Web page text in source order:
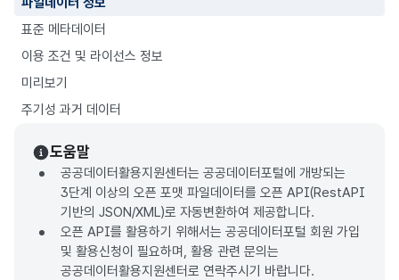
표준 메타데이터
이용 조건 및 라이선스 정보
미리보기
주기성 과거 데이터
도움말
공공데이터활용지원센터는 공공데이터포털에 개방되는
3단계 이상의 오픈 포맷 파일데이터를 오픈 API(RestAPI
기반의 JSON/XML)로 자동변환하여 제공합니다.
오픈 API를 활용하기 위해서는 공공데이터포털 회원 가입
및 활용신청이 필요하며, 활용 관련 문의는
공공데이터활용지원센터로 연락주시기 바랍니다.